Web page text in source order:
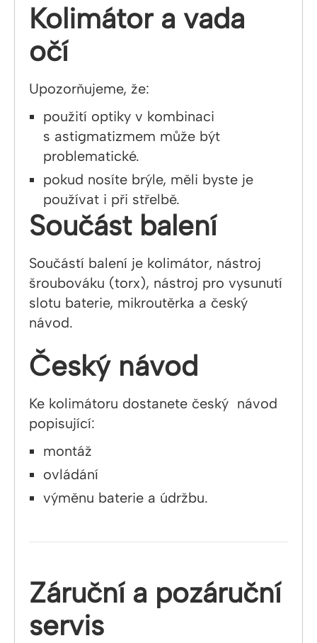
Kolimátor a vada
očí
Upozorňujeme, že:
použití optiky v kombinaci
s astigmatizmem může být
problematické.
pokud nosíte brýle, měli byste je
používat i při střelbě.
Součást balení
Součástí balení je kolimátor, nástroj
šroubováku (torx), nástroj pro vysunutí
slotu baterie, mikroutěrka a český
návod.
Český návod
Ke kolimátoru dostanete český návod
popisující:
montáž
ovládání
výměnu baterie a údržbu.
Záruční a pozáruční
servis